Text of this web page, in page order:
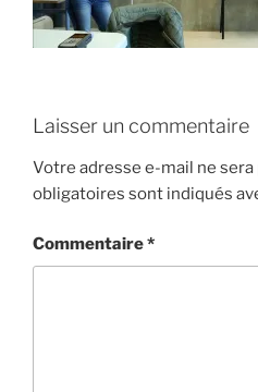
Laisser un commentaire
Votre adresse e-mail ne sera
obligatoires sont indiqués
Commentaire*